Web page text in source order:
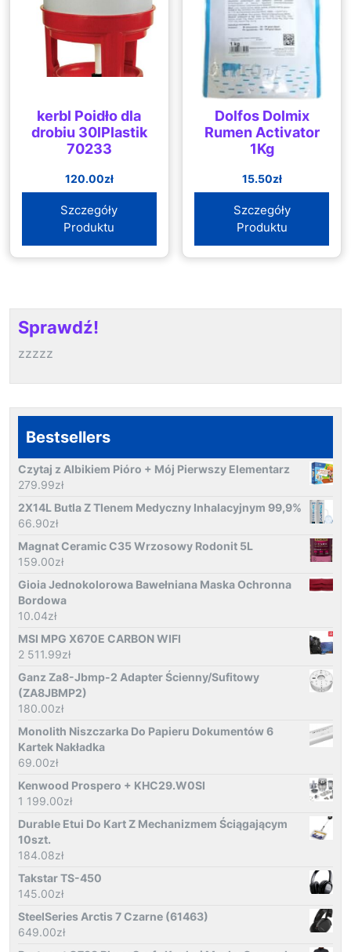
kerbl Poidło dla
drobiu 30lPlastik
70233
120.00zł
Szczegóły
Produktu
Dolfos Dolmix
Rumen Activator
1Kg
15.50zł
Szczegóły
Produktu
Sprawdź!
zzzzz
Bestsellers
Czytaj z Albikiem Pióro + Mój Pierwszy Elementarz
279.99zł
2X14L Butla Z Tlenem Medyczny Inhalacyjnym 99,9%
66.90zł
Magnat Ceramic C35 Wrzosowy Rodonit 5L
159.00zł
Gioia Jednokolorowa Bawełniana Maska Ochronna
Bordowa
10.04zł
MSI MPG X670E CARBON WIFI
2 511.99zł
Ganz Za8-Jbmp-2 Adapter Ścienny/Sufitowy
(ZA8JBMP2)
180.00zł
Monolith Niszczarka Do Papieru Dokumentów 6
Kartek Nakładka
69.00zł
Kenwood Prospero + KHC29.W0SI
1 199.00zł
Durable Etui Do Kart Z Mechanizmem Ściągającym
10szt.
184.08zł
Takstar TS-450
145.00zł
SteelSeries Arctis 7 Czarne (61463)
649.00zł